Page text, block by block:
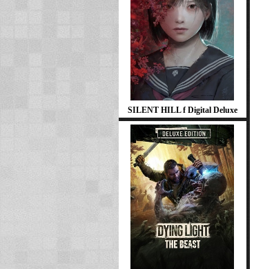
SILENT HILL f Digital Deluxe